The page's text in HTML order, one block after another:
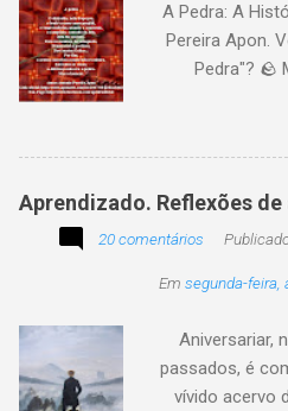
encantando .
itinerante
caminho, toca
não
A Pedra: A
Pereira Apon.
Pedra"? 🪨
é, na verdade,
Apon, publicado
utilidade de um
de quem o usa.
creditado a
Aprendizado. Reflexões
20 comentários
Em segunda-feira,
Aniversariar,
passados, é
vívido acervo